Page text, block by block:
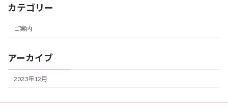
カテゴリー
ご案内
アーカイブ
2023年12月